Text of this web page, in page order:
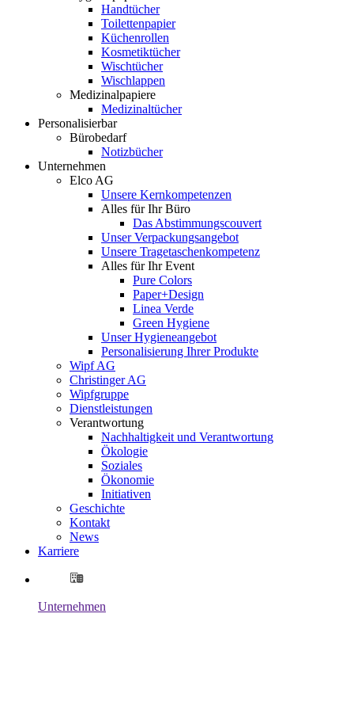
Handtücher
Toilettenpapier
Küchenrollen
Kosmetiktücher
Wischtücher
Wischlappen
Medizinalpapiere
Medizinaltücher
Personalisierbar
Bürobedarf
Notizbücher
Unternehmen
Elco AG
Unsere Kernkompetenzen
Alles für Ihr Büro
Das Abstimmungscouvert
Unser Verpackungsangebot
Unsere Tragetaschenkompetenz
Alles für Ihr Event
Pure Colors
Paper+Design
Linea Verde
Green Hygiene
Unser Hygieneangebot
Personalisierung Ihrer Produkte
Wipf AG
Christinger AG
Wipfgruppe
Dienstleistungen
Verantwortung
Nachhaltigkeit und Verantwortung
Ökologie
Soziales
Ökonomie
Initiativen
Geschichte
Kontakt
News
Karriere
Unternehmen